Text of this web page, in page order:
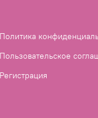
Политика
Пользовательское
Регистрация